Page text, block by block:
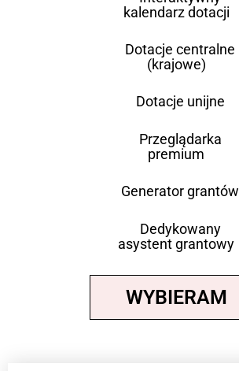
kalendarz dotacji
Dotacje centralne
(krajowe)
Dotacje unijne
Przeglądarka
premium
Generator grantów
Dedykowany
asystent grantowy
WYBIERAM